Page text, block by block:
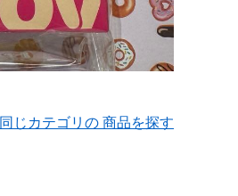
同じカテゴリの 商品を探す